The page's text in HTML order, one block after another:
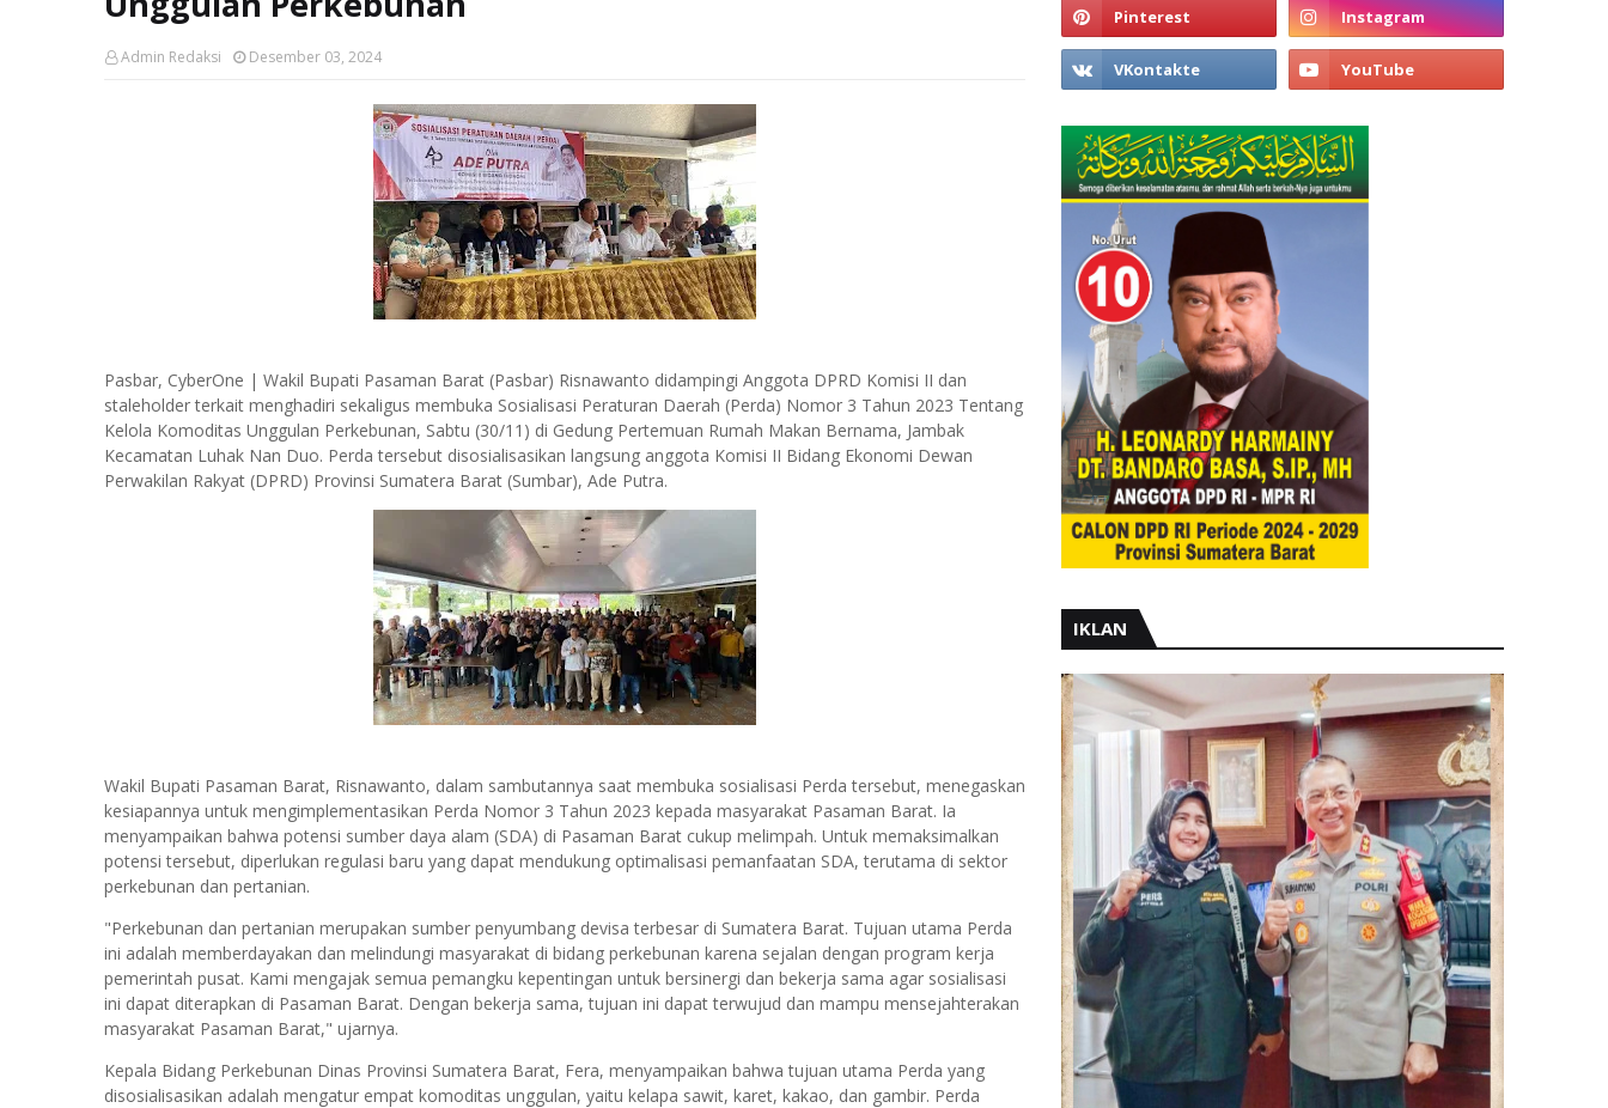
Admin Redaksi Desember 03, 2024
Pasbar, CyberOne | Wakil Bupati Pasaman Barat (Pasbar) Risnawanto didampingi Anggota DPRD Komisi II dan
staleholder terkait menghadiri sekaligus membuka Sosialisasi Peraturan Daerah (Perda) Nomor 3 Tahun 2023 Tentang
Kelola Komoditas Unggulan Perkebunan, Sabtu (30/11) di Gedung Pertemuan Rumah Makan Bernama, Jambak
Kecamatan Luhak Nan Duo. Perda tersebut disosialisasikan langsung anggota Komisi II Bidang Ekonomi Dewan
Perwakilan Rakyat (DPRD) Provinsi Sumatera Barat (Sumbar), Ade Putra.
Wakil Bupati Pasaman Barat, Risnawanto, dalam sambutannya saat membuka sosialisasi Perda tersebut, menegaskan
kesiapannya untuk mengimplementasikan Perda Nomor 3 Tahun 2023 kepada masyarakat Pasaman Barat. Ia
menyampaikan bahwa potensi sumber daya alam (SDA) di Pasaman Barat cukup melimpah. Untuk memaksimalkan
potensi tersebut, diperlukan regulasi baru yang dapat mendukung optimalisasi pemanfaatan SDA, terutama di sektor
perkebunan dan pertanian.
"Perkebunan dan pertanian merupakan sumber penyumbang devisa terbesar di Sumatera Barat. Tujuan utama Perda
ini adalah memberdayakan dan melindungi masyarakat di bidang perkebunan karena sejalan dengan program kerja
pemerintah pusat. Kami mengajak semua pemangku kepentingan untuk bersinergi dan bekerja sama agar sosialisasi
ini dapat diterapkan di Pasaman Barat. Dengan bekerja sama, tujuan ini dapat terwujud dan mampu mensejahterakan
masyarakat Pasaman Barat," ujarnya.
Kepala Bidang Perkebunan Dinas Provinsi Sumatera Barat, Fera, menyampaikan bahwa tujuan utama Perda yang
disosialisasikan adalah mengatur empat komoditas unggulan, yaitu kelapa sawit, karet, kakao, dan gambir. Perda
IKLAN